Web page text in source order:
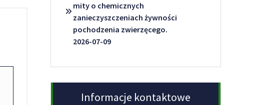
mity o chemicznych
zanieczyszczeniach żywności
pochodzenia zwierzęcego.
2026-07-09
Informacje kontaktowe